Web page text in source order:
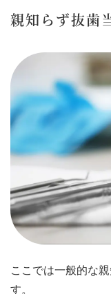
親知らず抜歯
ここでは一般的な
す。